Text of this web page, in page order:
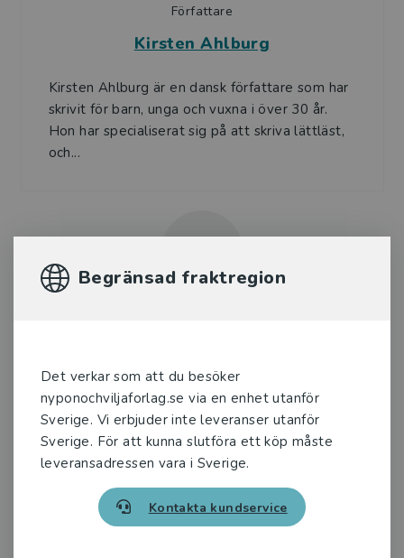
Begränsad fraktregion
Det verkar som att du besöker
nyponochviljaforlag.se via en enhet utanför
Sverige. Vi erbjuder inte leveranser utanför
Sverige. För att kunna slutföra ett köp måste
leveransadressen vara i Sverige.
Kontakta kundservice
Författare
Kirsten Ahlburg
Kirsten Ahlburg är en dansk författare som har
skrivit för barn, unga och vuxna i över 30 år.
Hon har specialiserat sig på att skriva lättläst,
och...